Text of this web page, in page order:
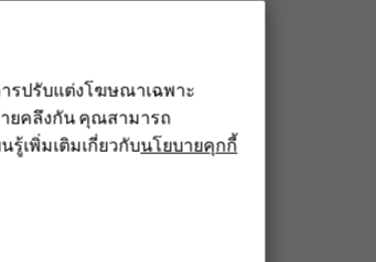
รปรับแต่งโฆษณาเฉพาะ
ยคลึงกัน คุณสามารถ
รู้เพิ่มเติมเกี่ยวกับนโยบายคุกกี้